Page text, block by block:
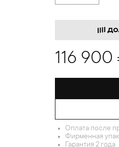
116 900
Оплата после
Фирменная
Гарантия 2 года